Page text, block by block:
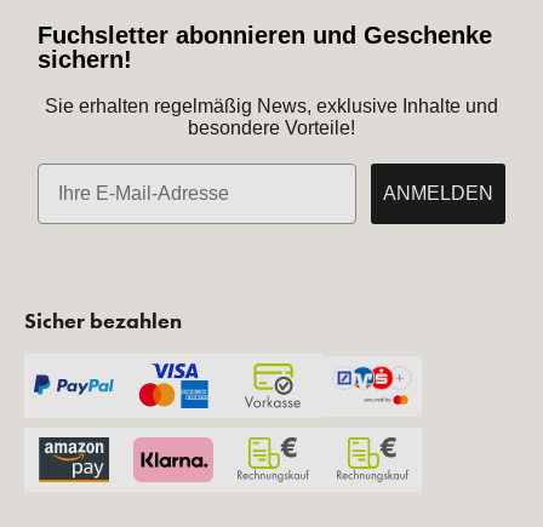
Fuchsletter abonnieren und Geschenke
sichern!
Sie erhalten regelmäßig News, exklusive Inhalte und
besondere Vorteile!
E-Mail
ANMELDEN
Sicher bezahlen